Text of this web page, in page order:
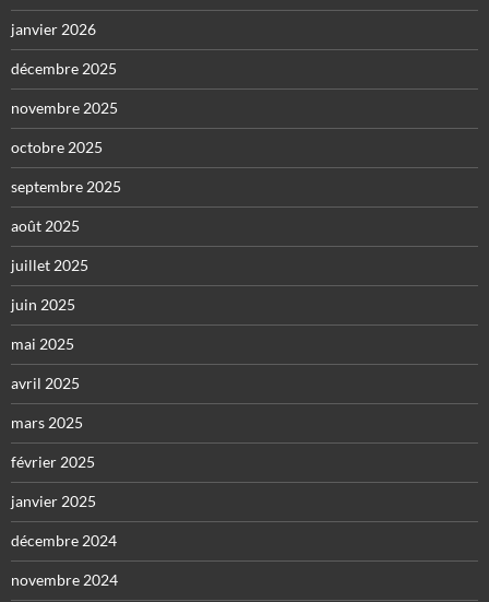
janvier 2026
décembre 2025
novembre 2025
octobre 2025
septembre 2025
août 2025
juillet 2025
juin 2025
mai 2025
avril 2025
mars 2025
février 2025
janvier 2025
décembre 2024
novembre 2024